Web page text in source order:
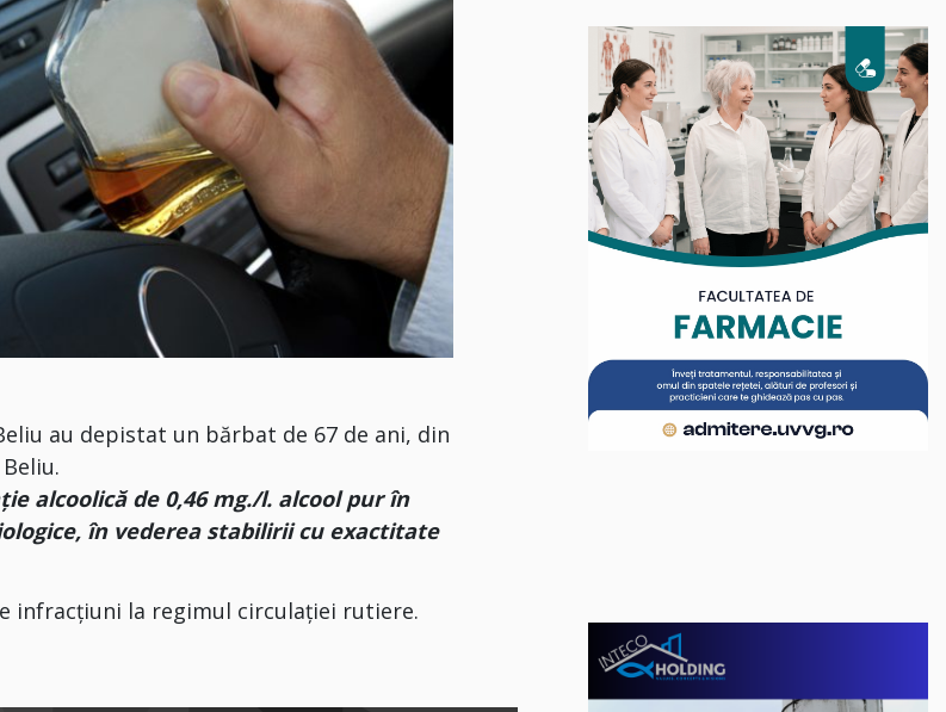
au depistat un bărbat de 67 de ani, din
alcoolică de 0,46 mg./l. alcool pur în
în vederea stabilirii cu exactitate
infracțiuni la regimul circulației rutiere.